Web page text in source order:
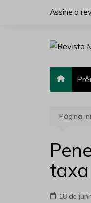
Assine a
Página
18 de